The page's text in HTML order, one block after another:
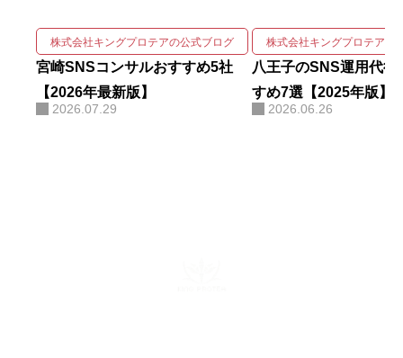
画・撮影・編集・運用をワンスト
ップで回しながら、そこにAIを掛
け合わせて成果を伸ばす実装力に
ある。AIコンサルティング・AI研
株式会社キングプロテアの公式ブログ
宮崎SNSコンサルおすすめ5社
【2026年最新版】
2026.07.29
株式会社キングプロテアの
八王子のSNS運用代行
すめ7選【2025年版】
2026.06.26